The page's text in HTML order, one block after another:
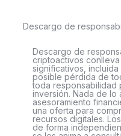
Descargo de
Descargo de
criptoactivos
significativos,
posible pérdida de
toda responsabilidad
inversión. Nada de lo
asesoramiento
una oferta para
recursos digitales.
de forma